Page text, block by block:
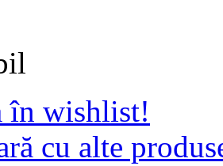
în wishlist!
cu alte